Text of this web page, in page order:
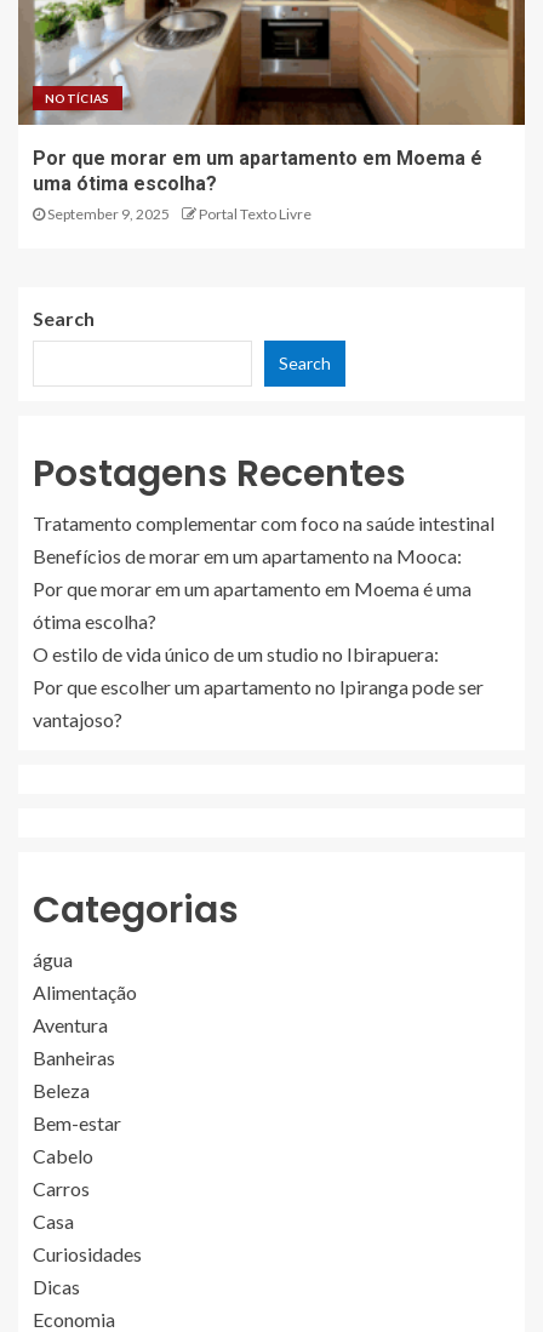
NOTÍCIAS
Por que morar em um apartamento em Moema é
uma ótima escolha?
September 9, 2025 Portal Texto Livre
Search
Search
Postagens Recentes
Tratamento complementar com foco na saúde intestinal
Benefícios de morar em um apartamento na Mooca:
Por que morar em um apartamento em Moema é uma
ótima escolha?
O estilo de vida único de um studio no Ibirapuera:
Por que escolher um apartamento no Ipiranga pode ser
vantajoso?
Categorias
água
Alimentação
Aventura
Banheiras
Beleza
Bem-estar
Cabelo
Carros
Casa
Curiosidades
Dicas
Economia